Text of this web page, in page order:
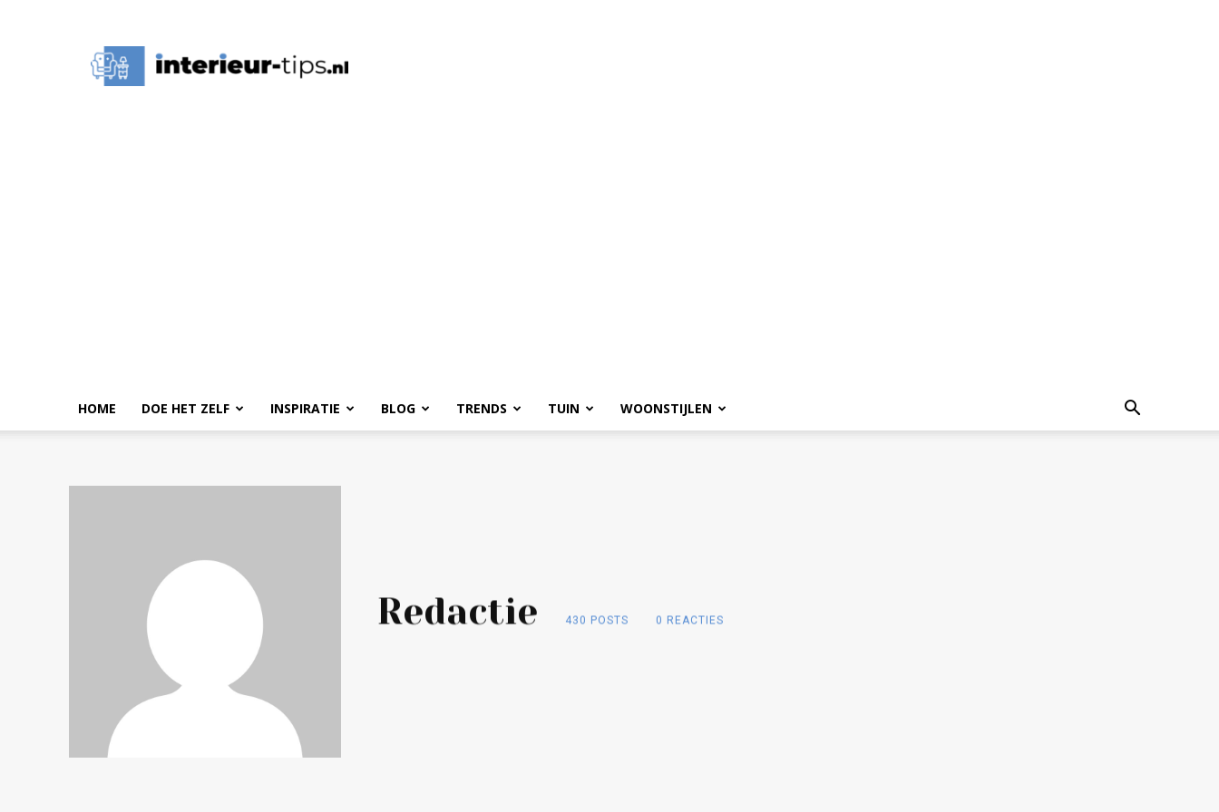
Tips,
Ideeën
HOME DOE HET ZELF INSPIRATIE BLOG TRENDS TUIN WOONSTIJLEN
Redactie 430 POSTS 0 REACTIES